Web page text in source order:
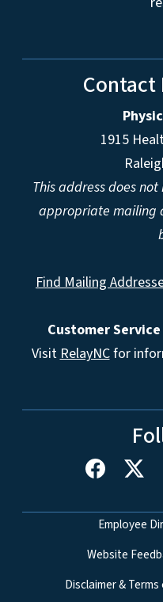
1915
This address does
appropriate mailing
Find Mailing
Customer
VisitRelayNCfor
Network Menu
Employee
Website
Disclaimer &